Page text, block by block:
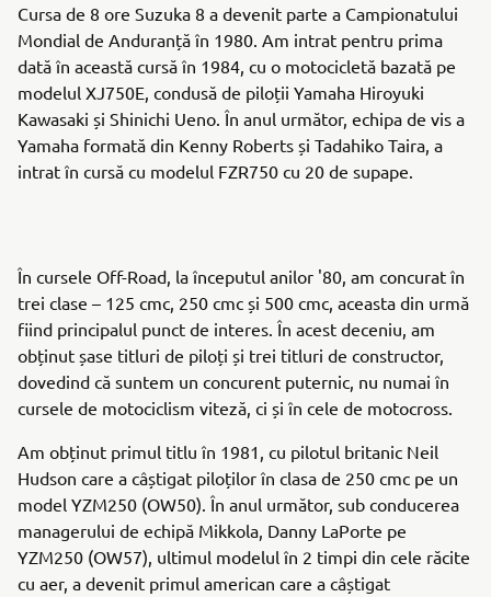
Cursa de 8 ore Suzuka 8 a devenit parte a Campionatului
Mondial de Anduranță în 1980. Am intrat pentru prima
dată în această cursă în 1984, cu o motocicletă bazată pe
modelul XJ750E, condusă de piloții Yamaha Hiroyuki
Kawasaki și Shinichi Ueno. În anul următor, echipa de vis a
Yamaha formată din Kenny Roberts și Tadahiko Taira, a
intrat în cursă cu modelul FZR750 cu 20 de supape.
În cursele Off-Road, la începutul anilor '80, am concurat în
trei clase – 125 cmc, 250 cmc și 500 cmc, aceasta din urmă
fiind principalul punct de interes. În acest deceniu, am
obținut șase titluri de piloți și trei titluri de constructor,
dovedind că suntem un concurent puternic, nu numai în
cursele de motociclism viteză, ci și în cele de motocross.
Am obținut primul titlu în 1981, cu pilotul britanic Neil
Hudson care a câștigat piloților în clasa de 250 cmc pe un
model YZM250 (OW50). În anul următor, sub conducerea
managerului de echipă Mikkola, Danny LaPorte pe
YZM250 (OW57), ultimul modelul în 2 timpi din cele răcite
cu aer, a devenit primul american care a câștigat